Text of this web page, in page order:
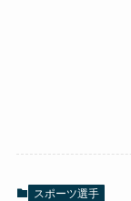
スポーツ選手